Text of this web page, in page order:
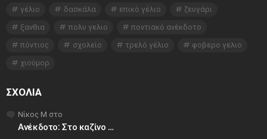
γέλιο
δασκάλα επικό γέλιο
ζευγάρι
ξανθια
πολυ γελιο
ποντιακό ανέκδοτο
πόντιος
σχολείο τρελό γέλιο
φοβερο γελιο
χιούμορ
ΣΧΌΛΙΑ
Νίκος Μ στο
Ανέκδοτο: Στο καζίνο …